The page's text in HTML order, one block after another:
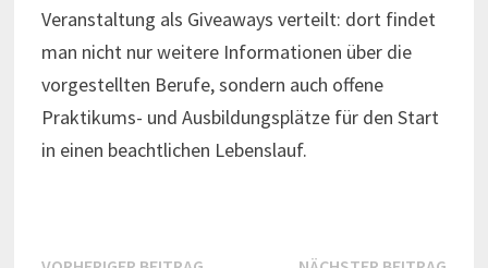
Veranstaltung als Giveaways verteilt: dort findet
man nicht nur weitere Informationen über die
vorgestellten Berufe, sondern auch offene
Praktikums- und Ausbildungsplätze für den Start
in einen beachtlichen Lebenslauf.